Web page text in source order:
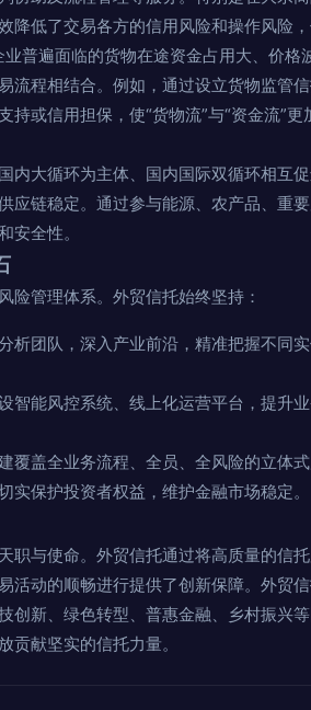
低了交易各方的信用风险和操作风险，
业普遍面临的货物在途资金占用大、价
流程相结合。例如，通过设立货物监管
或信用担保，使“货物流”与“资金流”
内大循环为主体、国内国际双循环相互
应链稳定。通过参与能源、农产品、重
安全性。
险管理体系。外贸信托始终坚持：
析团队，深入产业前沿，精准把握不同
智能风控系统、线上化运营平台，提升
覆盖全业务流程、全员、全风险的立体
保护投资者权益，维护金融市场稳定。
职与使命。外贸信托通过将高质量的信
活动的顺畅进行提供了创新保障。外贸
创新、绿色转型、普惠金融、乡村振兴
贡献坚实的信托力量。